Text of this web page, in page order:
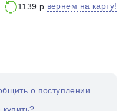
1139 р. вернем на карту!
о поступлении